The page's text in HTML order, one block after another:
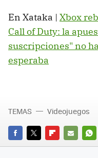
En Xataka | Xbox
Call of Duty: la
suscripciones" no
esperaba
FACEBOOK
TWITTERFLIPBOARD
E-
TEMAS Videojuegos